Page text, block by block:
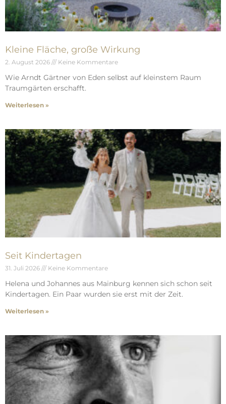
Kleine Fläche, große Wirkung
2. August 2026 Keine Kommentare
Wie Arndt Gärtner von Eden selbst auf kleinstem Raum
Traumgärten erschafft.
Weiterlesen »
Seit Kindertagen
31. Juli 2026 Keine Kommentare
Helena und Johannes aus Mainburg kennen sich schon seit
Kindertagen. Ein Paar wurden sie erst mit der Zeit.
Weiterlesen »